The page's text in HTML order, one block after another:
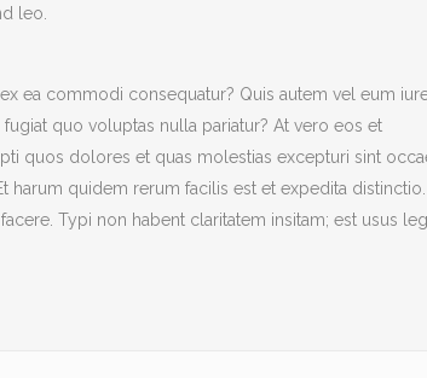
leo.
ea commodi consequatur? Quis autem vel eum
quo voluptas nulla pariatur? At vero eos et
quos dolores et quas molestias excepturi sint
quidem rerum facilis est et expedita distinctio.
Typi non habent claritatem insitam; est usus